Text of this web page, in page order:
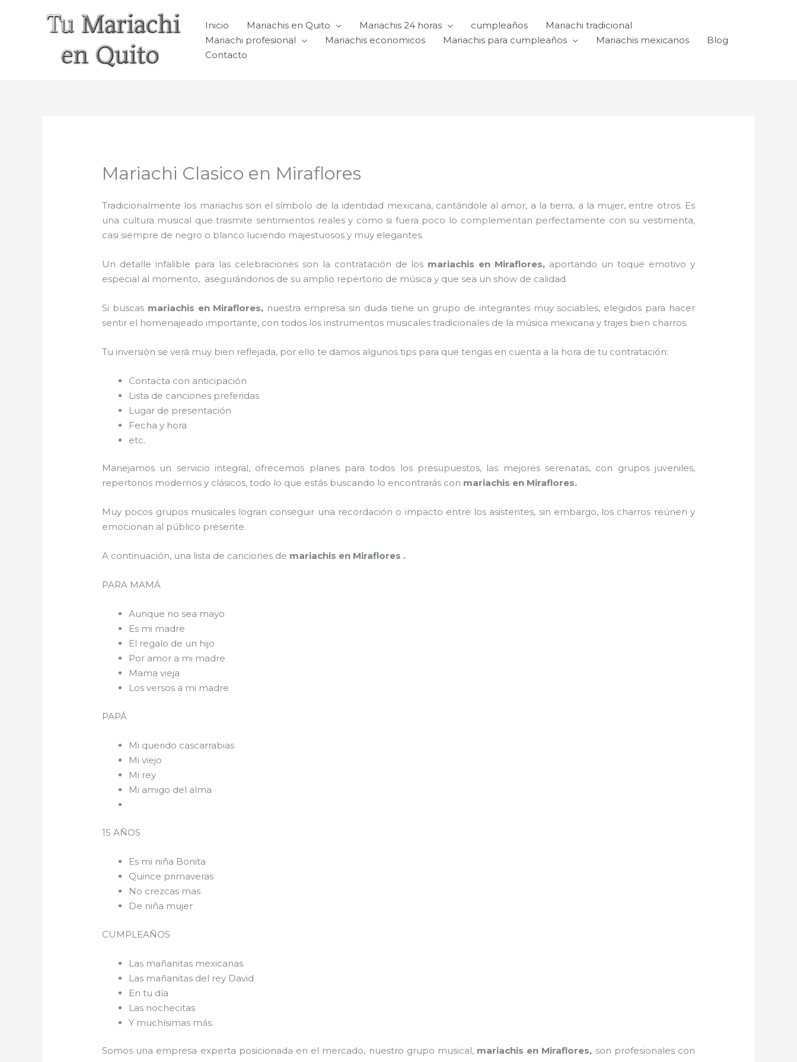
Inicio Mariachis en Quito Mariachis 24 horas cumpleaños
Mariachi tradicional
Mariachi profesional
Mariachis economicos Mariachis para cumpleaños Mariachis mexicanos
Blog
Contacto
Mariachi Clasico en Miraflores
Tradicionalmente los mariachis son el símbolo de la identidad mexicana, cantándole al amor, a la tierra, a la mujer, entre otros. Es
una cultura musical que trasmite sentimientos reales y como si fuera poco lo complementan perfectamente con su vestimenta,
casi siempre de negro o blanco luciendo majestuosos y muy elegantes.
Un detalle infalible para las celebraciones son la contratación de los mariachis en Miraflores, aportando un toque emotivo y
especial al momento, asegurándonos de su amplio repertorio de música y que sea un show de calidad.
Si buscas mariachis en Miraflores, nuestra empresa sin duda tiene un grupo de integrantes muy sociables, elegidos para hacer
sentir el homenajeado importante, con todos los instrumentos musicales tradicionales de la música mexicana y trajes bien charros.
Tu inversión se verá muy bien reflejada, por ello te damos algunos tips para que tengas en cuenta a la hora de tu contratación:
Contacta con anticipación
Lista de canciones preferidas
Lugar de presentación
Fecha y hora
etc.
Manejamos un servicio integral, ofrecemos planes para todos los presupuestos, las mejores serenatas, con grupos juveniles,
repertorios modernos y clásicos, todo lo que estás buscando lo encontrarás con mariachis en Miraflores.
Muy pocos grupos musicales logran conseguir una recordación o impacto entre los asistentes, sin embargo, los charros reúnen y
emocionan al público presente.
A continuación, una lista de canciones de mariachis en Miraflores .
PARA MAMÁ
Aunque no sea mayo
Es mi madre
El regalo de un hijo
Por amor a mi madre
Mama vieja
Los versos a mi madre
PAPÁ
Mi querido cascarrabias
Mi viejo
Mi rey
Mi amigo del alma
15 AÑOS
Es mi niña Bonita
Quince primaveras
No crezcas mas
De niña mujer
CUMPLEAÑOS
Las mañanitas mexicanas
Las mañanitas del rey David
En tu día
Las nochecitas
Y muchísimas más.
Somos una empresa experta posicionada en el mercado, nuestro grupo musical, mariachis en Miraflores, son profesionales con